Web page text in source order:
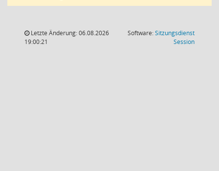
Letzte Änderung: 06.08.2026
19:00:21
Software:Sitzungsdienst
Session(Wird in